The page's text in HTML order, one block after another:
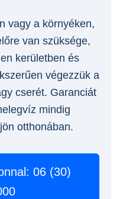
vagy a környéken,
van szüksége,
kerületben és
végezzük a
cserét. Garanciát
mindig
otthonában.
06 (30)